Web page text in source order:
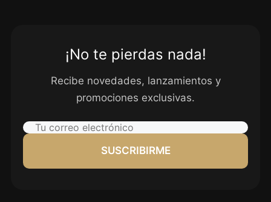
¡No te pierdas nada!
Recibe novedades, lanzamientos y
promociones exclusivas.
SUSCRIBIRME